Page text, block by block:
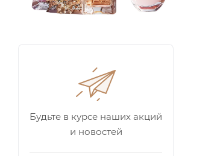
Будьте в курсе наших акций
и новостей